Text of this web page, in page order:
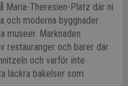
Maria-Theresien-Platz där ni
och moderna byggnader
museer. Marknaden
restauranger och barer där
och varför inte
läckra bakelser som